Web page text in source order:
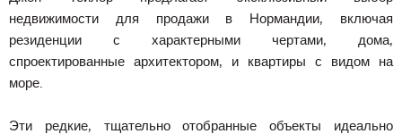
недвижимости для продажи в Нормандии, включая
резиденции с характерными чертами, дома,
спроектированные архитектором, и квартиры с видом на
море.
Эти редкие, тщательно отобранные объекты идеально